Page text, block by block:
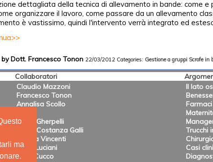
ma
dettagliata della tecnica di allevamento in bande: come
organizzare il lavoro, come passare da un allevamento
è vastissimo, quindi l'intervento verrà integrato ed
Dott. Francesco Tonon 22/03/2012 Categories: Gestione a gruppi Scrofe in
Collaboratori
Claudio Mazzoni
Francesco Tonon
Annalisa Scollo
Mario Gherpelli
Maria Costanza Galli
Valeria Vincenti
Anna Luciani
Irene Cucco
Il lato
Trucchi
Casi